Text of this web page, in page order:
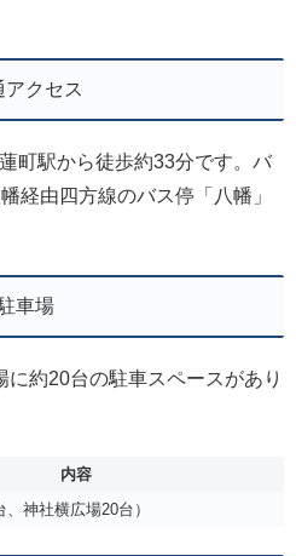
アクセス
町駅から徒歩約33分です。バ
経由四方線のバス停「八幡」
車場
約20台の駐車スペースがあり
内容
神社横広場20台）